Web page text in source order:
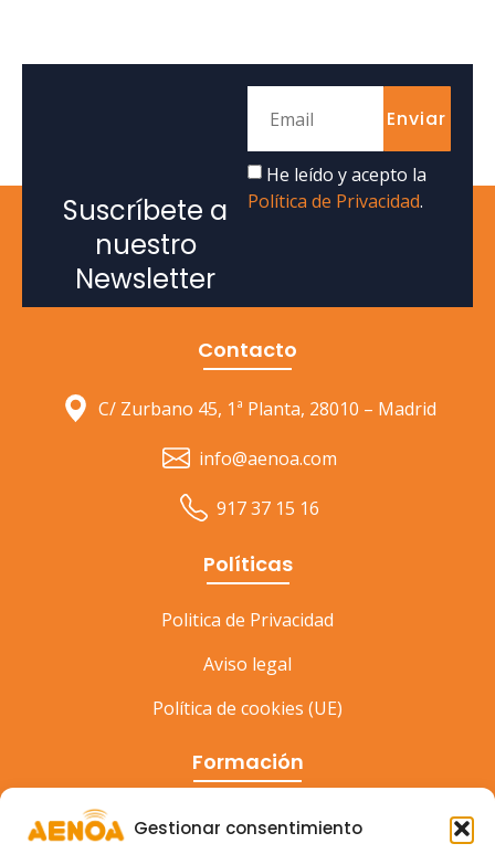
Gestionar consentimiento
Suscríbete a
nuestro
Newsletter
He leído y acepto la
Política de Privacidad.
Enviar
Contacto
C/ Zurbano 45, 1ª Planta, 28010 – Madrid
info@aenoa.com
917 37 15 16
Políticas
Politica de Privacidad
Aviso legal
Política de cookies (UE)
Formación